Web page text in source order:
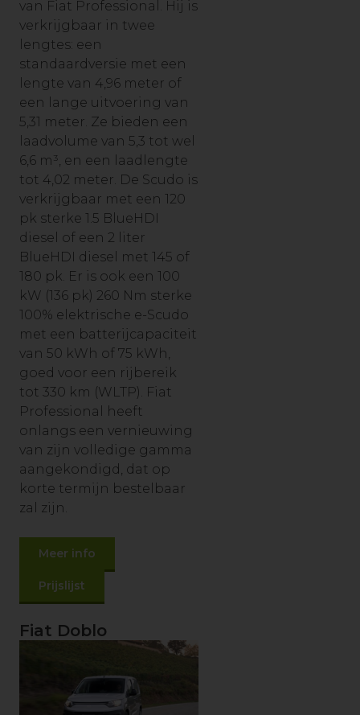
van Fiat Professional. Hij is
verkrijgbaar in twee
lengtes: een
standaardversie met een
lengte van 4,96 meter of
een lange uitvoering van
5,31 meter. Ze bieden een
laadvolume van 5,3 tot wel
6,6 m³, en een laadlengte
tot 4,02 meter. De Scudo is
verkrijgbaar met een 120
pk sterke 1.5 BlueHDI
diesel of een 2 liter
BlueHDI diesel met 145 of
180 pk. Er is ook een 100
kW (136 pk) 260 Nm sterke
100% elektrische e-Scudo
met een batterijcapaciteit
van 50 kWh of 75 kWh,
goed voor een rijbereik
tot 330 km (WLTP). Fiat
Professional heeft
onlangs een vernieuwing
van zijn volledige gamma
aangekondigd, dat op
korte termijn bestelbaar
zal zijn.
Meer info
Prijslijst
Fiat Doblo